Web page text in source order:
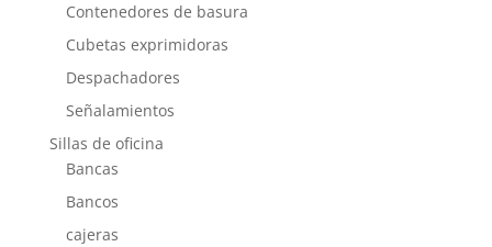
Contenedores de basura
Cubetas exprimidoras
Despachadores
Señalamientos
Sillas de oficina
Bancas
Bancos
cajeras